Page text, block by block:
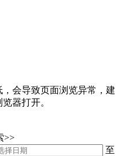
会导致页面浏览异常，建
器打开。
>>
至